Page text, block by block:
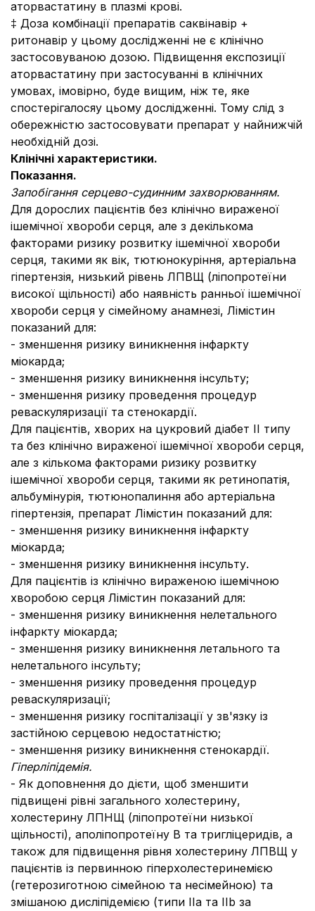
аторвастатину в плазмі крові.
‡ Доза комбінації препаратів саквінавір +
ритонавір у цьому дослідженні не є клінічно
застосовуваною дозою. Підвищення експозиції
аторвастатину при застосуванні в клінічних
умовах, імовірно, буде вищим, ніж те, яке
спостерігалосяу цьому дослідженні. Тому слід з
обережністю застосовувати препарат у найнижчій
необхідній дозі.
Клінічні характеристики.
Показання.
Запобігання серцево-судинним захворюванням.
Для дорослих пацієнтів без клінічно вираженої
ішемічної хвороби серця, але з декількома
факторами ризику розвитку ішемічної хвороби
серця, такими як вік, тютюнокуріння, артеріальна
гіпертензія, низький рівень ЛПВЩ (ліпопротеїни
високої щільності) або наявність ранньої ішемічної
хвороби серця у сімейному анамнезі, Лімістин
показаний для:
- зменшення ризику виникнення інфаркту
міокарда;
- зменшення ризику виникнення інсульту;
- зменшення ризику проведення процедур
реваскуляризації та стенокардії.
Для пацієнтів, хворих на цукровий діабет ІІ типу
та без клінічно вираженої ішемічної хвороби серця,
але з кількома факторами ризику розвитку
ішемічної хвороби серця, такими як ретинопатія,
альбумінурія, тютюнопалиння або артеріальна
гіпертензія, препарат Лімістин показаний для:
- зменшення ризику виникнення інфаркту
міокарда;
- зменшення ризику виникнення інсульту.
Для пацієнтів із клінічно вираженою ішемічною
хворобою серця Лімістин показаний для:
- зменшення ризику виникнення нелетального
інфаркту міокарда;
- зменшення ризику виникнення летального та
нелетального інсульту;
- зменшення ризику проведення процедур
реваскуляризації;
- зменшення ризику госпіталізації у зв'язку із
застійною серцевою недостатністю;
- зменшення ризику виникнення стенокардії.
Гіперліпідемія.
- Як доповнення до дієти, щоб зменшити
підвищені рівні загального холестерину,
холестерину ЛПНЩ (ліпопротеїни низької
щільності), аполіпопротеїну В та тригліцеридів, а
також для підвищення рівня холестерину ЛПВЩ у
пацієнтів із первинною гіперхолестеринемією
(гетерозиготною сімейною та несімейною) та
змішаною дисліпідемією (типи IIa та IIb за